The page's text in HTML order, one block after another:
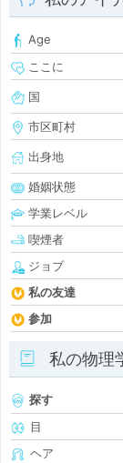
Age
ここに
国
市区町村
出身地
婚姻状態
学業レベル
喫煙者
ジョブ
私の友達
参加
私の物理
探す
目
ヘア